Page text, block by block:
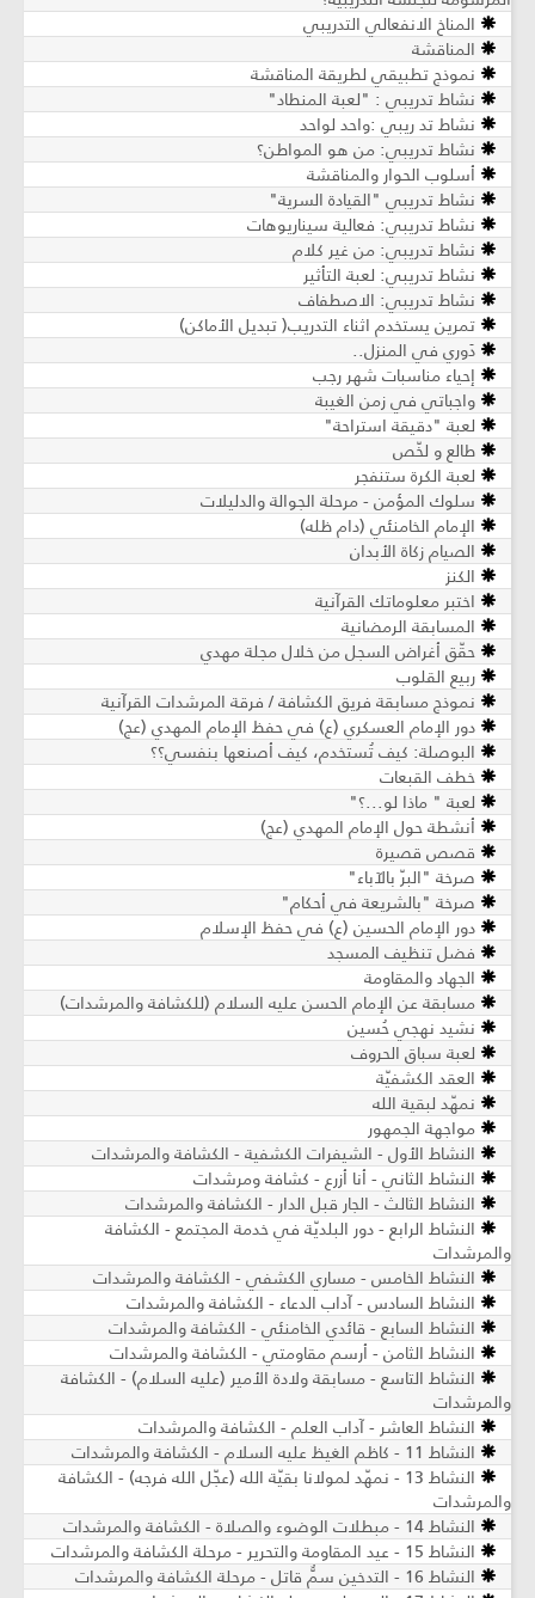
المناخ الانفعالي التدريبي
المناقشة
نموذج تطبيقي لطريقة المناقشة
نشاط تدريبي : "لعبة المنطاد"
نشاط تد ريبي :واحد لواحد
نشاط تدريبي: من هو المواطن؟
أسلوب الحوار والمناقشة
نشاط تدريبي "القيادة السرية"
نشاط تدريبي: فعالية سيناريوهات
نشاط تدريبي: من غير كلام
نشاط تدريبي: لعبة التأثير
نشاط تدريبي: الاصطفاف
تمرين يستخدم اثناء التدريب( تبديل الأماكن)
دَوري في المنزل..
إحياء مناسبات شهر رجب
واجباتي في زمن الغيبة
لعبة "دقيقة استراحة"
طالع و لخّص
لعبة الكرة ستنفجر
سلوك المؤمن - مرحلة الجوالة والدليلات
الإمام الخامنئي (دام ظله)
الصيام زكاة الأبدان
الكنز
اختبر معلوماتك القرآنية
المسابقة الرمضانية
حقّق أغراض السجل من خلال مجلة مهدي
ربيع القلوب
نموذج مسابقة فريق الكشافة / فرقة المرشدات القرآنية
دور الإمام العسكري (ع) في حفظ الإمام المهدي (عج)
البوصلة: كيف تُستخدم، كيف أصنعها بنفسي؟؟
خطف القبعات
لعبة " ماذا لو...؟"
أنشطة حول الإمام المهدي (عج)
قصص قصيرة
صرخة "البرّ بالآباء"
صرخة "بالشريعة في أحكام"
دور الإمام الحسين (ع) في حفظ الإسلام
فضل تنظيف المسجد
الجهاد والمقاومة
مسابقة عن الإمام الحسن عليه السلام (للكشافة والمرشدات)
نشيد نهجي حُسين
لعبة سباق الحروف
العقد الكشفيّة
نمهّد لبقية الله
مواجهة الجمهور
النشاط الأول - الشيفرات الكشفية - الكشافة والمرشدات
النشاط الثاني - أنا أزرع - كشافة ومرشدات
النشاط الثالث - الجار قبل الدار - الكشافة والمرشدات
النشاط الرابع - دور البلديّة في خدمة المجتمع - الكشافة
والمرشدات
النشاط الخامس - مساري الكشفي - الكشافة والمرشدات
النشاط السادس - آداب الدعاء - الكشافة والمرشدات
النشاط السابع - قائدي الخامنئي - الكشافة والمرشدات
النشاط الثامن - أرسم مقاومتي - الكشافة والمرشدات
النشاط التاسع - مسابقة ولادة الأمير (عليه السلام) - الكشافة
والمرشدات
النشاط العاشر - آداب العلم - الكشافة والمرشدات
النشاط 11 - كاظم الغيظ عليه السلام - الكشافة والمرشدات
النشاط 13 - نمهّد لمولانا بقيّة الله (عجّل الله فرجه) - الكشافة
والمرشدات
النشاط 14 - مبطلات الوضوء والصلاة - الكشافة والمرشدات
النشاط 15 - عيد المقاومة والتحرير - مرحلة الكشافة والمرشدات
النشاط 16 - التدخين سمٌّ قاتل - مرحلة الكشافة والمرشدات